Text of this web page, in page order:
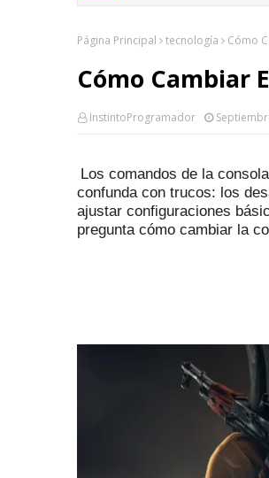
Página Principal tecnología Cómo
Cómo Cambiar
InstintoProgramador
Los comandos de la
confunda con trucos: los
ajustar configuraciones
pregunta cómo cambiar la